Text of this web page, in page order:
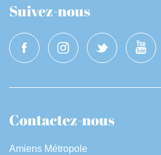
Suivez-nous
Contactez-nous
Amiens Métropole